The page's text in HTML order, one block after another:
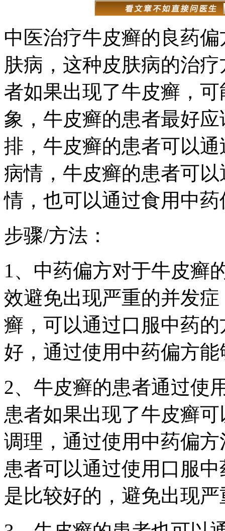
中医治疗牛皮癣的良药
肤病，这种皮肤病的治
者如果出现了牛皮癣，
象，牛皮癣的患者最好
排，牛皮癣的患者可以
病情，牛皮癣的患者可
情，也可以通过食用中
步骤/方法：
1、中药偏方对于牛皮癣
效避免出现严重的并发
癣，可以通过口服中药
好，通过使用中药偏方
2、牛皮癣的患者通过使
患者如果出现了牛皮癣
调理，通过使用中药偏
患者可以通过使用口服
是比较好的，避免出现